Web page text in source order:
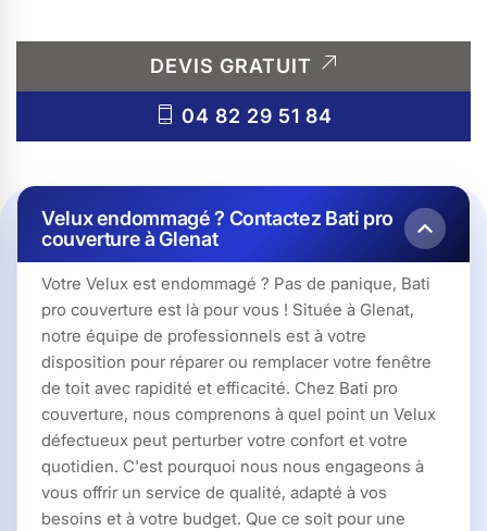
DEVIS GRATUIT
04 82 29 51 84
Velux endommagé ? Contactez Bati pro
couverture à Glenat
Votre Velux est endommagé ? Pas de panique, Bati
pro couverture est là pour vous ! Située à Glenat,
notre équipe de professionnels est à votre
disposition pour réparer ou remplacer votre fenêtre
de toit avec rapidité et efficacité. Chez Bati pro
couverture, nous comprenons à quel point un Velux
défectueux peut perturber votre confort et votre
quotidien. C'est pourquoi nous nous engageons à
vous offrir un service de qualité, adapté à vos
besoins et à votre budget. Que ce soit pour une